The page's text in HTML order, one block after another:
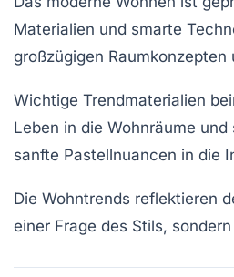
Materialien und smarte
großzügigen
Wichtige Trendmaterialien
Leben in die Wohnräume
sanfte Pastellnuancen in die
Die Wohntrends reflektieren
einer Frage des Stils,